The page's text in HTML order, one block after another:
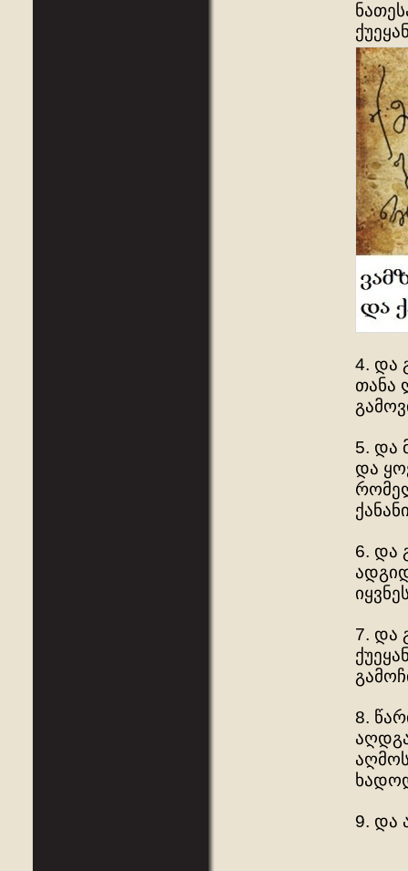
4. და
თანა
5. და
და
6. და
7. და
8.
9. და